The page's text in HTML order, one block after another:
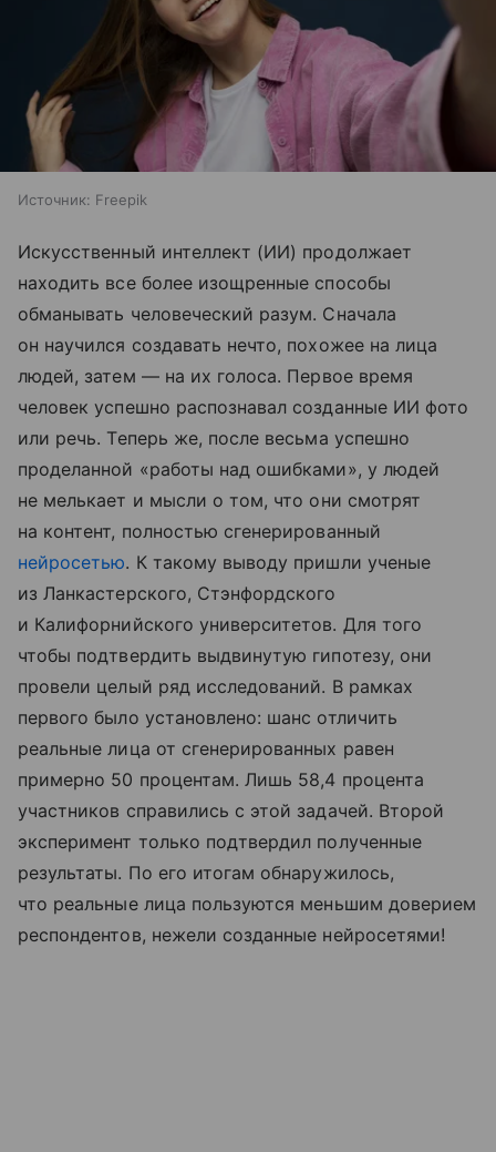
Источник: Freepik
Искусственный интеллект (ИИ) продолжает
находить все более изощренные способы
обманывать человеческий разум. Сначала
он научился создавать нечто, похожее на лица
людей, затем — на их голоса. Первое время
человек успешно распознавал созданные ИИ фото
или речь. Теперь же, после весьма успешно
проделанной «работы над ошибками», у людей
не мелькает и мысли о том, что они смотрят
на контент, полностью сгенерированный
нейросетью. К такому выводу пришли ученые
из Ланкастерского, Стэнфордского
и Калифорнийского университетов. Для того
чтобы подтвердить выдвинутую гипотезу, они
провели целый ряд исследований. В рамках
первого было установлено: шанс отличить
реальные лица от сгенерированных равен
примерно 50 процентам. Лишь 58,4 процента
участников справились с этой задачей. Второй
эксперимент только подтвердил полученные
результаты. По его итогам обнаружилось,
что реальные лица пользуются меньшим доверием
респондентов, нежели созданные нейросетями!